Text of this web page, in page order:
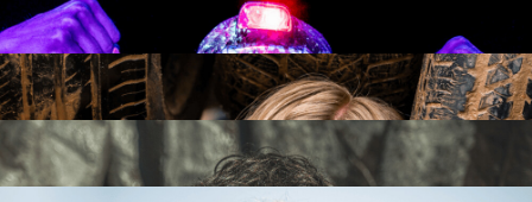
30 PRZESZKÓD
6 KM+
INTRO U-16
15 PRZESZKÓD
3 KM+
RUNMAGEDDON HARDCORE
70 PRZESZKÓD
21 KM+